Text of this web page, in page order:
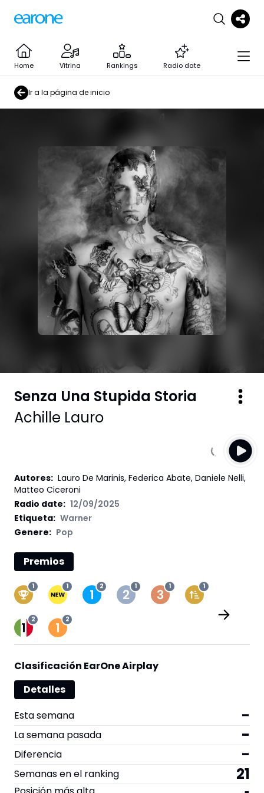
Home Vitrina Rankings Radio date
Ir a la página de inicio
Senza Una Stupida Storia
Achille Lauro
Autores: Lauro De Marinis, Federica Abate, Daniele Nelli,
Matteo Ciceroni
Radio date: 12/09/2025
Etiqueta: Warner
Genere: Pop
Premios
1 1 2 1 1 1
2 2
Clasificación EarOne Airplay
Detalles
Esta semana
-
La semana pasada -
Diferencia -
Semanas en el ranking 21